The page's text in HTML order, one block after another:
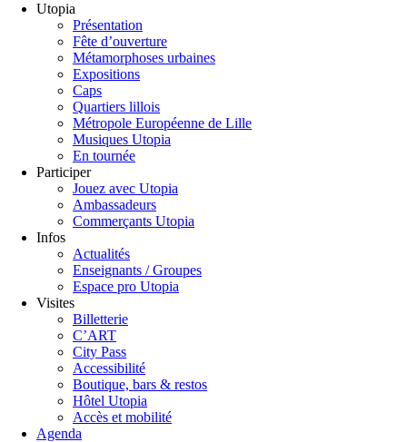
Utopia
Présentation
Fête d’ouverture
Métamorphoses urbaines
Expositions
Caps
Quartiers lillois
Métropole Européenne de Lille
Musiques Utopia
En tournée
Participer
Jouez avec Utopia
Ambassadeurs
Commerçants Utopia
Infos
Actualités
Enseignants / Groupes
Espace pro Utopia
Visites
Billetterie
C’ART
City Pass
Accessibilité
Boutique, bars & restos
Hôtel Utopia
Accès et mobilité
Agenda